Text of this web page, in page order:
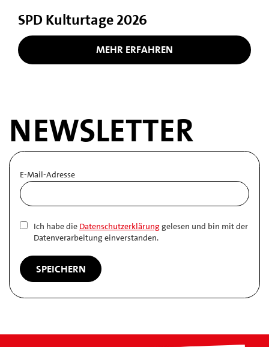
SPD Kulturtage 2026
MEHR ERFAHREN
NEWSLETTER
E-Mail-Adresse
Ich habe die Datenschutzerklärung gelesen und bin mit der
Datenverarbeitung einverstanden.